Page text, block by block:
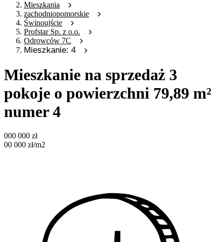
Mieszkania
zachodniopomorskie
Świnoujście
Profstar Sp. z o.o.
Odrowców 7C
Mieszkanie: 4
Mieszkanie na sprzedaż 3
pokoje o powierzchni 79,89 m²
numer 4
000 000 zł
00 000 zł/m2